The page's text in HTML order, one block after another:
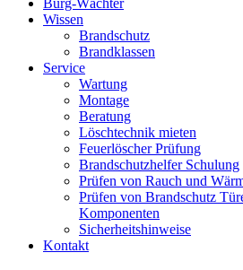
Burg-Wächter
Wissen
Brandschutz
Brandklassen
Service
Wartung
Montage
Beratung
Löschtechnik mieten
Feuerlöscher Prüfung
Brandschutzhelfer Schulung
Prüfen von Rauch und
Prüfen von Brandschutz
Komponenten
Sicherheitshinweise
Kontakt